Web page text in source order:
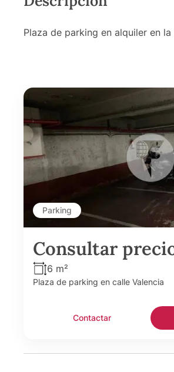
Plaza de parking en alquiler en
Parking
Consultar
6 m²
Plaza de parking en calle Valencia
Contactar